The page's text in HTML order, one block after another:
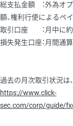
総支払金額 ：外為オ
額、権利行使によるペ
取引口座 ：月中に約
損失発生口座：月間通
過去の月次取引状況は
https://www.click-
sec.com/corp/guide/